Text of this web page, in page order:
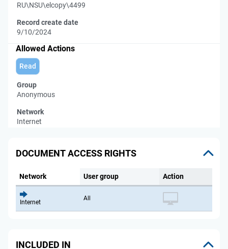
RU\NSU\elcopy\4499
Record create date
9/10/2024
Allowed Actions
Read
Group
Anonymous
Network
Internet
DOCUMENT ACCESS RIGHTS
Network User group Action
Internet
All
INCLUDED IN